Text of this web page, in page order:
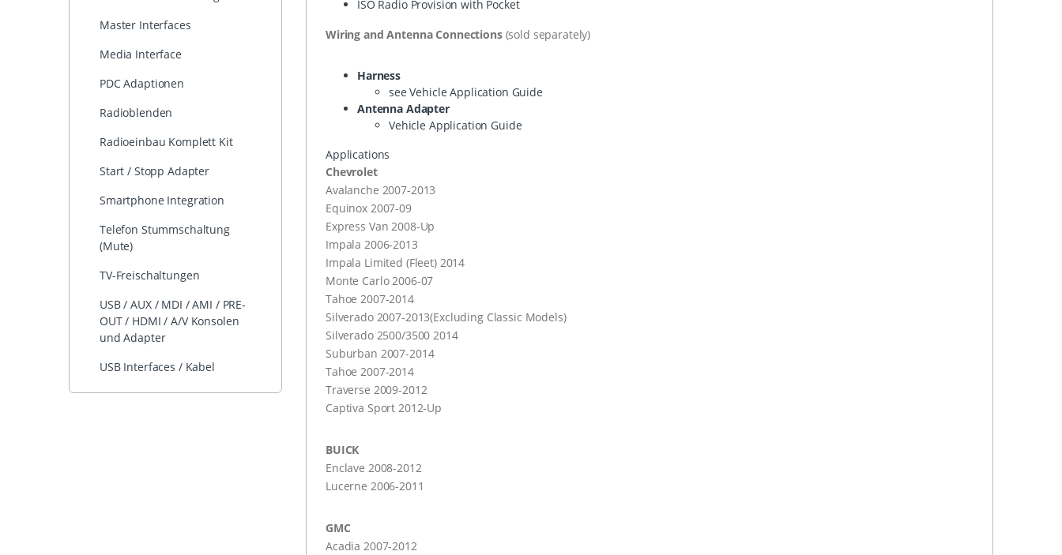
Master Interfaces
Media Interface
PDC Adaptionen
Radioblenden
Radioeinbau Komplett Kit
Start / Stopp Adapter
Smartphone Integration
Telefon Stummschaltung
(Mute)
TV-Freischaltungen
USB / AUX / MDI / AMI / PRE-
OUT / HDMI / A/V Konsolen
und Adapter
USB Interfaces / Kabel
ISO Radio Provision with Pocket
Wiring and Antenna Connections(sold separately)
Harness
see Vehicle Application Guide
Antenna Adapter
Vehicle Application Guide
Applications
Chevrolet
Avalanche 2007-2013
Equinox 2007-09
Express Van 2008-Up
Impala 2006-2013
Impala Limited (Fleet) 2014
Monte Carlo 2006-07
Tahoe 2007-2014
Silverado 2007-2013(Excluding Classic Models)
Silverado 2500/3500 2014
Suburban 2007-2014
Tahoe 2007-2014
Traverse 2009-2012
Captiva Sport 2012-Up
BUICK
Enclave 2008-2012
Lucerne 2006-2011
GMC
Acadia 2007-2012